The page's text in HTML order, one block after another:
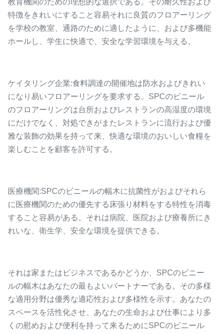
教育機関のための理想的な選択である。その耐久性および
特徴をきれいにすること容易それに良質のフロアーリング
を学校の教室、通路のために適したように、および多機能
ホールし、学生に快適で、安全な学習環境を与える。
ケイタリング企業:食料調達の開催地は防水およびきれい
になり易いフロアーリングを要求する。SPCのビニール
のフロアーリングは台所およびレストランの高湿度の環境
にだけでなく、対処できがまたレストランに流行および優
雅な装飾の効果を持って来、快適な環境のおいしい食糧を
楽しむことを顧客を許可する。
医療機関:SPCのビニールの幅木に抗菌性がおよびそれら
に医療機関のための優先する床張り材料をする特性を消毒
すること容易がある。それは病院、医院および療養所にき
れいな、衛生学、安全な環境を提供できる。
それは家またはビジネスであるかどうか、SPCのビニー
ルの幅木はあなたの最もよいパートナーである。その多様
な適用分野は優秀な適応性および多様性を示す。あなたの
スペースを活性化させ、あなたの生命および仕事により多
くの慰めおよび便利を持って来るためにSPCのビニール